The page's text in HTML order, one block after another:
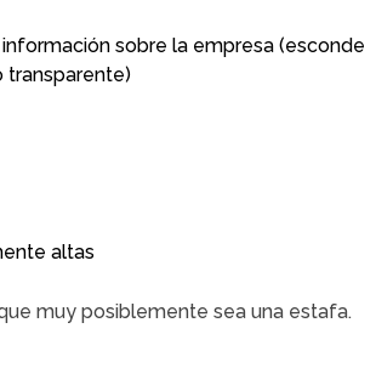
sobre la empresa (esconde
transparente)
altas
muy posiblemente sea una estafa.